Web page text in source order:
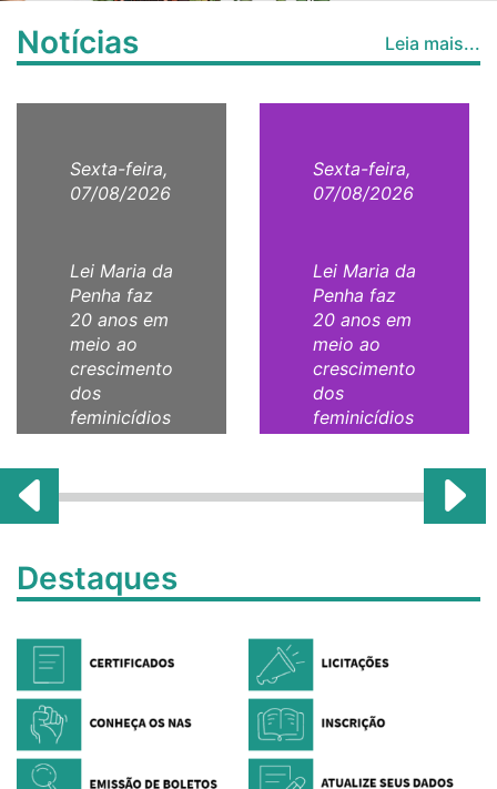
Notícias Leia mais...
Sexta-feira,
07/08/2026
Lei Maria da
Penha faz
20 anos em
meio ao
crescimento
dos
feminicídios
Sexta-feira,
07/08/2026
Lei Maria da
Penha faz
20 anos em
meio ao
crescimento
dos
feminicídios
Destaques